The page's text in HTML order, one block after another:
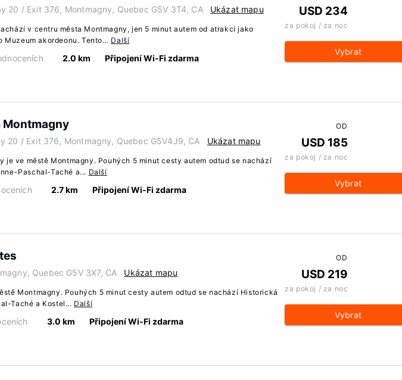
20 / Exit 376, Montmagny, Quebec G5V 3T4, CA Ukázat mapu
v centru města Montmagny, jen 5 minut autem od atrakcí jako
Muzeum akordeonu. Tento... Další
2.0 km Připojení Wi-Fi zdarma
USD 234
za pokoj / za noc
Vybrat
Montmagny
20 / Exit 376, Montmagny, Quebec G5V4J9, CA Ukázat mapu
je ve městě Montmagny. Pouhých 5 minut cesty autem odtud se nachází
Paschal-Taché a... Další
2.7 km Připojení Wi-Fi zdarma
OD
USD 185
za pokoj / za noc
Vybrat
Quebec G5V 3X7, CA Ukázat mapu
Montmagny. Pouhých 5 minut cesty autem odtud se nachází Historická
Taché a Kostel... Další
3.0 km Připojení Wi-Fi zdarma
OD
USD 219
za pokoj / za noc
Vybrat